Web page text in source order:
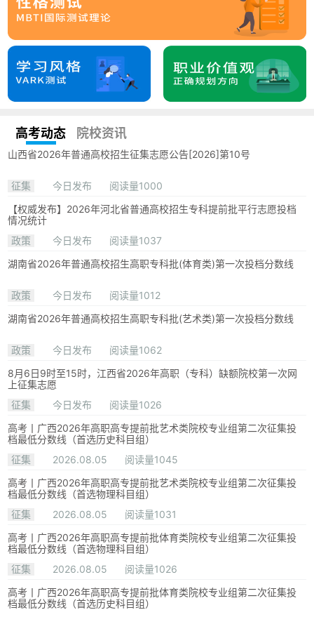
高考动态 院校资讯
山西省2026年普通高校招生征集志愿公告[2026]第10号
征集 今日发布
阅读量1000
【权威发布】2026年河北省普通高校招生专科提前批平行志愿投档
情况统计
政策
今日发布
阅读量1037
湖南省2026年普通高校招生高职专科批(体育类)第一次投档分数线
政策 今日发布
阅读量1012
湖南省2026年普通高校招生高职专科批(艺术类)第一次投档分数线
政策 今日发布
阅读量1062
8月6日9时至15时，江西省2026年高职（专科）缺额院校第一次网
上征集志愿
征集
今日发布
阅读量1026
高考丨广西2026年高职高专提前批艺术类院校专业组第二次征集投
档最低分数线（首选历史科目组）
征集
2026.08.05
阅读量1045
高考丨广西2026年高职高专提前批艺术类院校专业组第二次征集投
档最低分数线（首选物理科目组）
征集
2026.08.05
阅读量1031
高考丨广西2026年高职高专提前批体育类院校专业组第二次征集投
档最低分数线（首选物理科目组）
征集
2026.08.05
阅读量1026
高考丨广西2026年高职高专提前批体育类院校专业组第二次征集投
档最低分数线（首选历史科目组）